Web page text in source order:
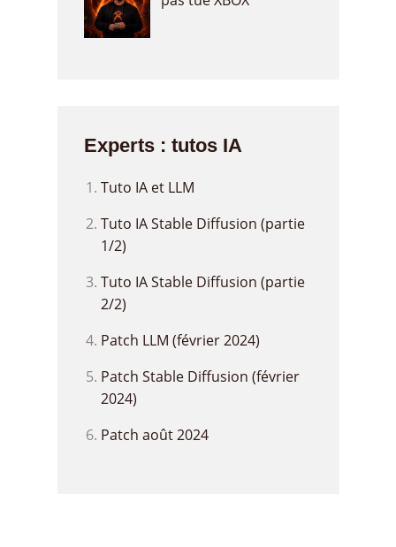
Experts : tutos IA
Tuto IA et LLM
Tuto IA Stable Diffusion (partie
1/2)
Tuto IA Stable Diffusion (partie
2/2)
Patch LLM (février 2024)
Patch Stable Diffusion (février
2024)
Patch août 2024